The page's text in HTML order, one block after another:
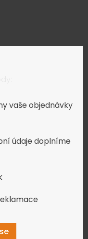
vaše objednávky
údaje doplníme